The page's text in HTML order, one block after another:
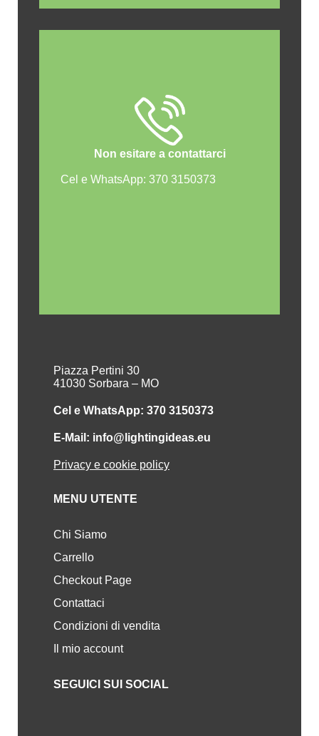
Non esitare a contattarci
Cel e WhatsApp: 370 3150373
Piazza Pertini 30
41030 Sorbara – MO
Cel e WhatsApp: 370 3150373
E-Mail: info@lightingideas.eu
Privacy e cookie policy
MENU UTENTE
Chi Siamo
Carrello
Checkout Page
Contattaci
Condizioni di vendita
Il mio account
SEGUICI SUI SOCIAL